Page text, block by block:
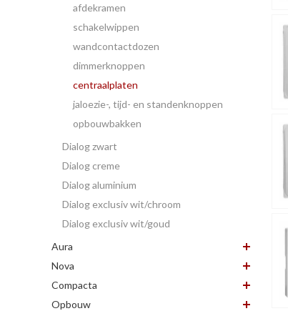
afdekramen
schakelwippen
wandcontactdozen
dimmerknoppen
centraalplaten
jaloezie-, tijd- en standenknoppen
opbouwbakken
Dialog zwart
Dialog creme
Dialog aluminium
Dialog exclusiv wit/chroom
Dialog exclusiv wit/goud
Aura
Nova
Compacta
Opbouw